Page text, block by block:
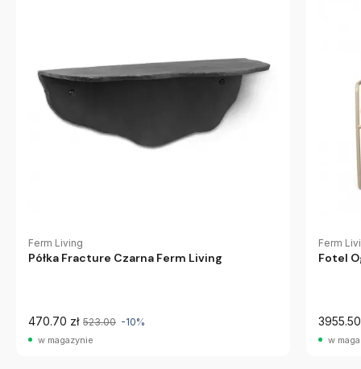
Ferm Living
Półka Fracture Czarna Ferm Living
470.70 zł 523.00 -10%
w magazynie
Ferm
Fotel
3955.50
w